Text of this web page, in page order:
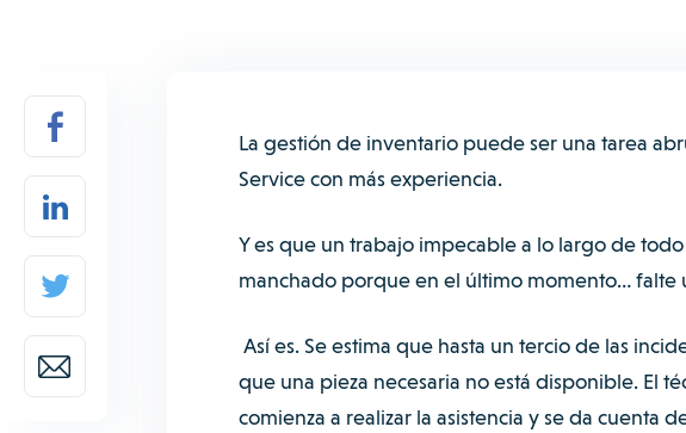
La gestión de inventario puede ser una tarea
Service con más experiencia.
Y es que un trabajo impecable a lo largo de
manchado porque en el último momento… falte
Así es. Se estima que hasta un tercio de las
que una pieza necesaria no está disponible. El
comienza a realizar la asistencia y se da cuenta